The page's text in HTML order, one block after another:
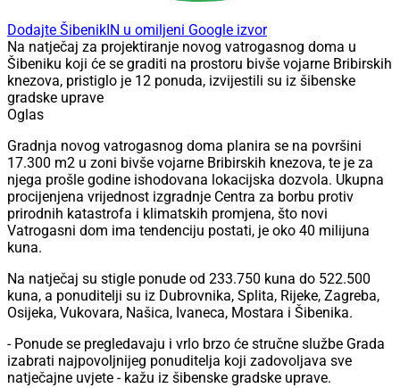
Dodajte ŠibenikIN u omiljeni Google izvor
Na natječaj za projektiranje novog vatrogasnog doma u
Šibeniku koji će se graditi na prostoru bivše vojarne Bribirskih
knezova, pristiglo je 12 ponuda, izvijestili su iz šibenske
gradske uprave
Oglas
Gradnja novog vatrogasnog doma planira se na površini
17.300 m2 u zoni bivše vojarne Bribirskih knezova, te je za
njega prošle godine ishodovana lokacijska dozvola. Ukupna
procijenjena vrijednost izgradnje Centra za borbu protiv
prirodnih katastrofa i klimatskih promjena, što novi
Vatrogasni dom ima tendenciju postati, je oko 40 milijuna
kuna.
Na natječaj su stigle ponude od 233.750 kuna do 522.500
kuna, a ponuditelji su iz Dubrovnika, Splita, Rijeke, Zagreba,
Osijeka, Vukovara, Našica, Ivaneca, Mostara i Šibenika.
- Ponude se pregledavaju i vrlo brzo će stručne službe Grada
izabrati najpovoljnijeg ponuditelja koji zadovoljava sve
natječajne uvjete - kažu iz šibenske gradske uprave.